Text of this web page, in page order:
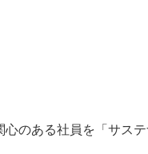
のある社員を「サス